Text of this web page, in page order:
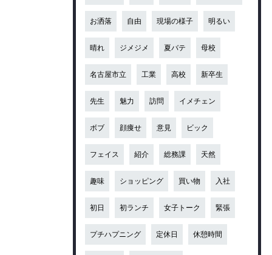
お洒落 自由 現場の様子 明るい
晴れ ジメジメ 夏バテ 母校
名古屋市立 工業 高校 新卒生
先生 魅力 訪問 イメチェン
ボブ 顔痩せ 意見 ビック
フェイス 紹介 総務課 天然
趣味 ショッピング 買い物 入社
初日 初ランチ 女子トーク 緊張
プチハプニング 定休日 休憩時間